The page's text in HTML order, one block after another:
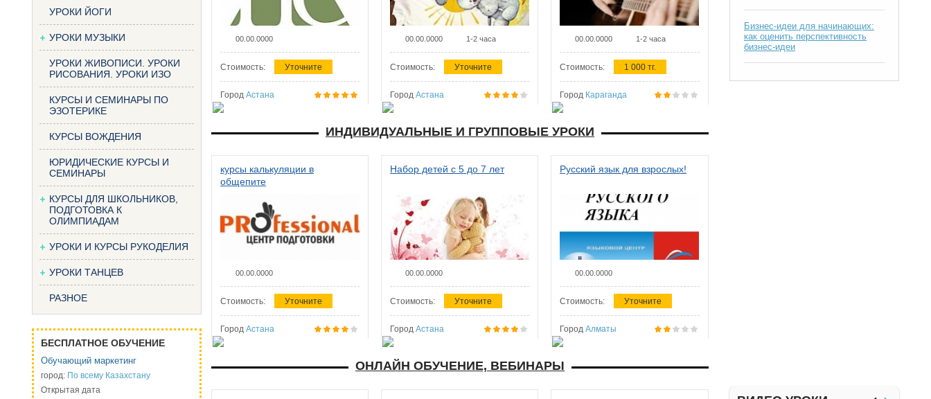
УРОКИ ЙОГИ
УРОКИ МУЗЫКИ
УРОКИ ЖИВОПИСИ. УРОКИ
РИСОВАНИЯ. УРОКИ ИЗО
КУРСЫ И СЕМИНАРЫ ПО
ЭЗОТЕРИКЕ
КУРСЫ ВОЖДЕНИЯ
ЮРИДИЧЕСКИЕ КУРСЫ И
СЕМИНАРЫ
КУРСЫ ДЛЯ ШКОЛЬНИКОВ,
ПОДГОТОВКА К
ОЛИМПИАДАМ
УРОКИ И КУРСЫ РУКОДЕЛИЯ
УРОКИ ТАНЦЕВ
РАЗНОЕ
БЕСПЛАТНОЕ ОБУЧЕНИЕ
Обучающий маркетинг
город: По всему Казахстану
Открытая дата
00.00.0000
Стоимость: Уточните
Город Астана
00.00.0000 1-2 часа
Стоимость: Уточните
Город Астана
00.00.0000 1-2 часа
Стоимость: 1 000 тг.
Город Караганда
ИНДИВИДУАЛЬНЫЕ И ГРУППОВЫЕ УРОКИ
курсы калькуляции в
общепите
00.00.0000
Стоимость: Уточните
Город Астана
Набор детей с 5 до 7 лет
00.00.0000
Стоимость: Уточните
Город Астана
Русский язык для взрослых!
00.00.0000
Стоимость: Уточните
Город Алматы
ОНЛАЙН ОБУЧЕНИЕ, ВЕБИНАРЫ
Бизнес-идеи для начинающих:
как оценить перспективность
бизнес-идеи